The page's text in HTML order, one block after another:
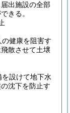
出施設の全部
きる。
健康を阻害す
散させて土壌
設けて地下水
沈下を防止す